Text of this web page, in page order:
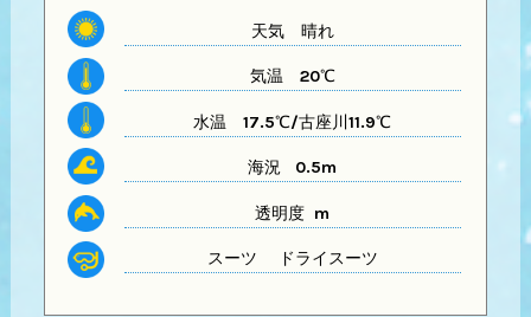
天気晴れ
気温20℃
水温 17.5℃/古座川11.9℃
海況 0.5m
透明度 m
スーツ ドライスーツ